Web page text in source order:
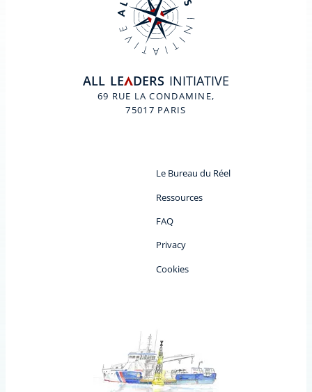
ALL LEADERS INITIATIVE
69 RUE LA CONDAMINE,
75017 PARIS
Le Bureau du Réel
Ressources
FAQ
Privacy
Cookies